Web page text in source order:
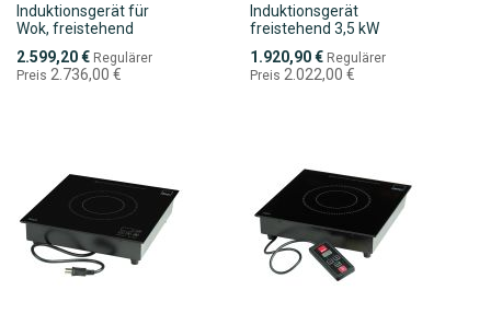
Induktionsgerät für
Wok, freistehend
Sonderpreis
2.599,20 € Regulärer
Preis 2.736,00 €
Induktionsgerät
freistehend 3,5 kW
Sonderpreis
1.920,90 € Regulärer
Preis 2.022,00 €